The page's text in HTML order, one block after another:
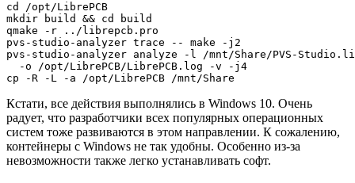
cd /opt/LibrePCB
mkdir build && cd build
qmake -r ../librepcb.pro
pvs-studio-analyzer trace -- make -j2
pvs-studio-analyzer analyze -l /mnt/Share/PVS-
  -o /opt/LibrePCB/LibrePCB.log -v -j4
cp -R -L -a /opt/LibrePCB /mnt/Share
Кстати, все действия выполнялись в Windows 10. Очень
радует, что разработчики всех популярных операционных
систем тоже развиваются в этом направлении. К сожалению,
контейнеры с Windows не так удобны. Особенно из-за
невозможности также легко устанавливать софт.